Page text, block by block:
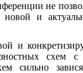
не
и
и
схем с
сильно